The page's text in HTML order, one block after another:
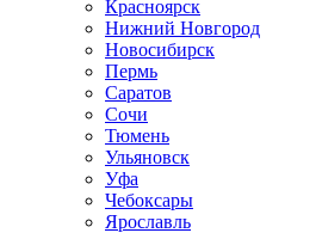
Красноярск
Нижний Новгород
Новосибирск
Пермь
Саратов
Сочи
Тюмень
Ульяновск
Уфа
Чебоксары
Ярославль